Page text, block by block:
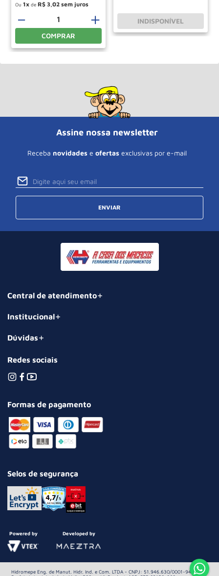
Ou 1 de R$ 3,02
＋
－
COMPRAR
INDISPONÍVEL
Assine nossa newsletter
Receba novidades e ofertas exclusivas por e-mail
ENVIAR
Central de atendimento
Institucional
Dúvidas
Redes sociais
Formas de pagamento
Selos de segurança
Powered by Developed by
Hidromepe Eng. de Manut. Hidr. Ind. e Com. LTDA - CNPJ: 51.946.630/0001-94 Av.